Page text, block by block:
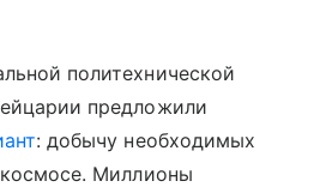
политехнической
предложили
: добычу необходимых
Миллионы